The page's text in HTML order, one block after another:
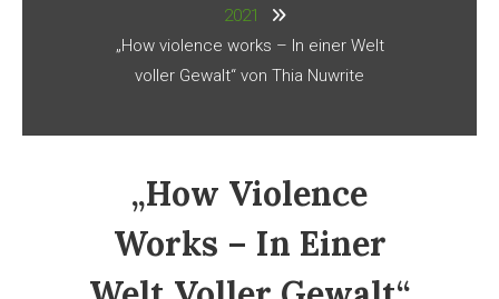
2021
„How violence works – In einer Welt
voller Gewalt“ von Thia Nuwrite
„How Violence
Works – In Einer